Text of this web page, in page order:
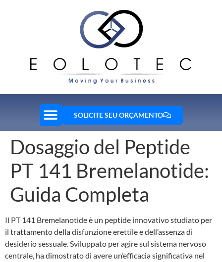
SOLICITE SEU ORÇAMENTO
Dosaggio del Peptide
PT 141 Bremelanotide:
Guida Completa
Il PT 141 Bremelanotide è un peptide innovativo studiato per
il trattamento della disfunzione erettile e dell’assenza di
desiderio sessuale. Sviluppato per agire sul sistema nervoso
centrale, ha dimostrato di avere un’efficacia significativa nel